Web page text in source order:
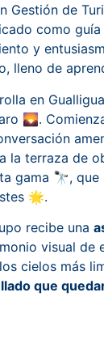
Gestión de
como
y
lleno de
en
🌄.
la terraza de
gama 🔭,
🌟.
recibe una
visual de
cielos más
que